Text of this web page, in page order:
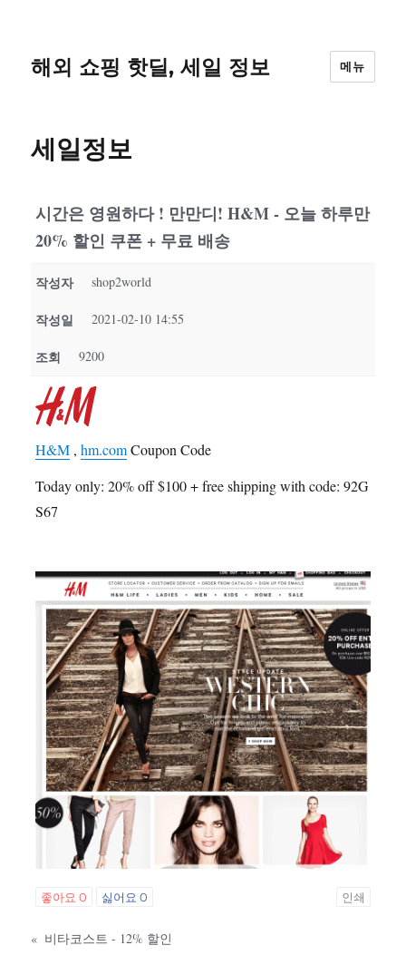
해외 쇼핑 핫딜, 세일 정보 메뉴
세일정보
시간은 영원하다 ! 만만디! H&M - 오늘 하루만
20% 할인 쿠폰 + 무료 배송
작성자 shop2world
작성일 2021-02-10 14:55
조회 9200
H&M ,hm.comCoupon Code
Today only: 20% off $100 + free shipping with code: 92G
S67
좋아요0 싫어요0 인쇄
« 비타코스트 - 12% 할인